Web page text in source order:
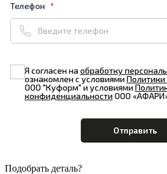
Телефон
Я согласен наобработку
ознакомлен с условиями
ООО "Куформ" и условиями
конфиденциальностиООО
Подобрать деталь?